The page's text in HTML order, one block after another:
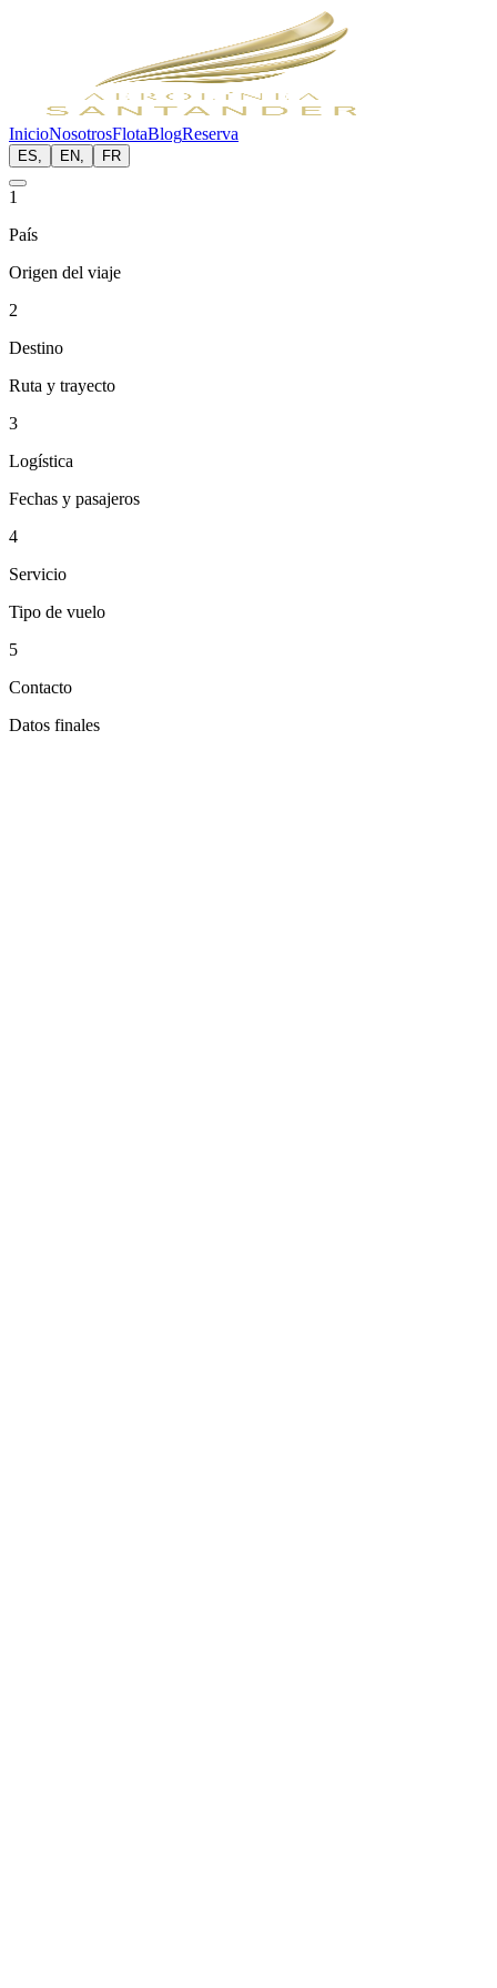
InicioNosotrosFlotaBlogReserva
ES, EN, FR
1
País
Origen del viaje
2
Destino
Ruta y trayecto
3
Logística
Fechas y pasajeros
4
Servicio
Tipo de vuelo
5
Contacto
Datos finales